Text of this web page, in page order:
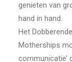
genieten van
hand in hand.
Het
Motherships
communicatie’